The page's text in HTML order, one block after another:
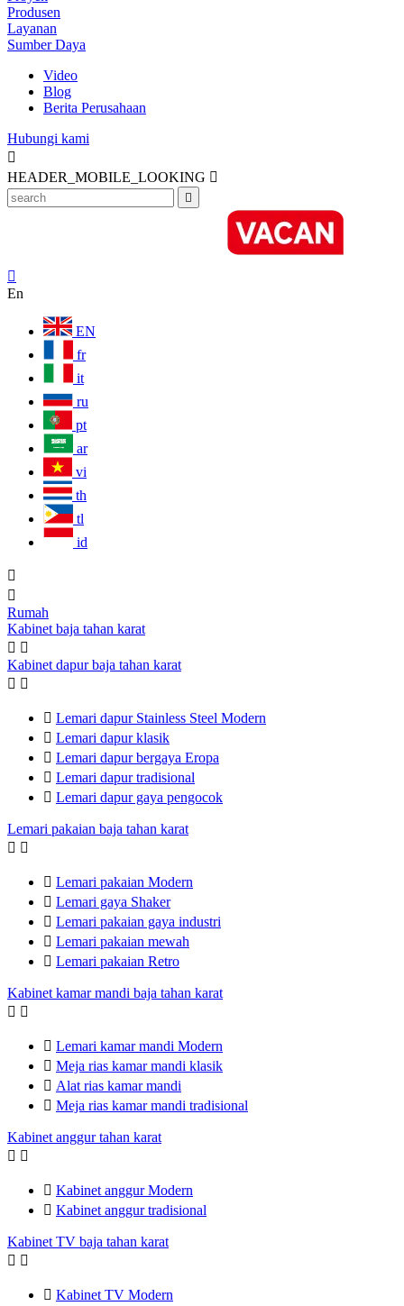
Produsen
Layanan
Sumber Daya
Video
Blog
Berita Perusahaan
Hubungi kami

HEADER_MOBILE_LOOKING 


En
EN
fr
it
ru
pt
ar
vi
th
tl
id


Rumah
Kabinet baja tahan karat
 
Kabinet dapur baja tahan karat
 
 Lemari dapur Stainless Steel Modern
 Lemari dapur klasik
 Lemari dapur bergaya Eropa
 Lemari dapur tradisional
 Lemari dapur gaya pengocok
Lemari pakaian baja tahan karat
 
 Lemari pakaian Modern
 Lemari gaya Shaker
 Lemari pakaian gaya industri
 Lemari pakaian mewah
 Lemari pakaian Retro
Kabinet kamar mandi baja tahan karat
 
 Lemari kamar mandi Modern
 Meja rias kamar mandi klasik
 Alat rias kamar mandi
 Meja rias kamar mandi tradisional
Kabinet anggur tahan karat
 
 Kabinet anggur Modern
 Kabinet anggur tradisional
Kabinet TV baja tahan karat
 
 Kabinet TV Modern